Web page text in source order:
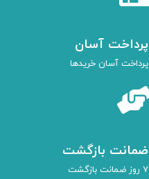
پرداخت آسان
پرداخت آسان خریدها
ضمانت بازگشت
7 روز ضمانت بازگشت